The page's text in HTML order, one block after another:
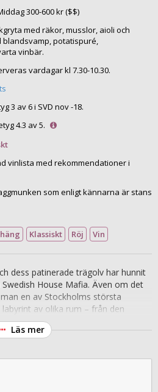
300-600kr ($$)
med räkor, musslor, aioli och
blandsvamp, potatispuré,
vinbär.
vardagar kl 7.30-10.30.
3 av 6 i SVD nov -18.
4.3 av 5.
vinlista med rekommendationer i
som enligt kännarna är stans
Klassiskt Röj Vin
dess patinerade trägolv har hunnit
House Mafia. Även om det
en av Stockholms största
av olika rum – från den
talsväggmålningar till den
fåtöljer inbjuder till lojt
ut i Stureplansnatten.
Läs mer